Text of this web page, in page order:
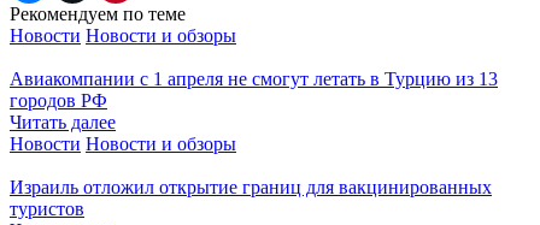
Рекомендуем по теме
Новости Новости и обзоры
Авиакомпании с 1 апреля не смогут летать в Турцию из 13
городов РФ
Читать далее
Новости Новости и обзоры
Израиль отложил открытие границ для вакцинированных
туристов